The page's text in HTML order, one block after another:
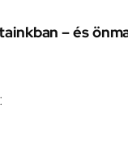
– és